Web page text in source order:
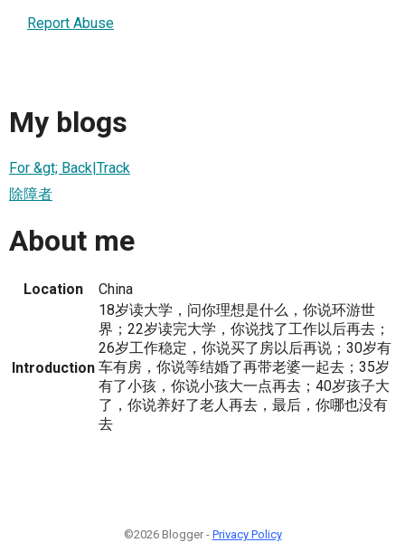
Report Abuse
My blogs
For &gt; Back|Track
除障者
About me
Location China
Introduction
18岁读大学，问你理想是什么，你说环游世
界；22岁读完大学，你说找了工作以后再去；
26岁工作稳定，你说买了房以后再说；30岁有
车有房，你说等结婚了再带老婆一起去；35岁
有了小孩，你说小孩大一点再去；40岁孩子大
了，你说养好了老人再去，最后，你哪也没有
去
©2026 Blogger - Privacy Policy